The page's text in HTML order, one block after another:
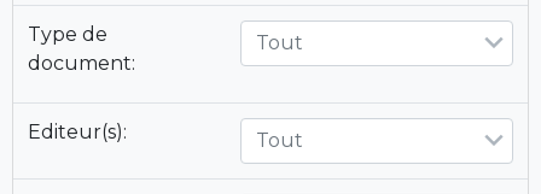
Type de
document:
Tout
Editeur(s): Tout